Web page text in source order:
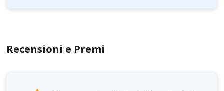
Recensioni e Premi